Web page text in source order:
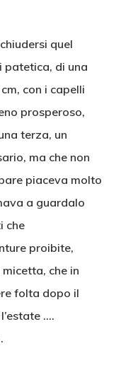
quel
patetica, di una
con i capelli
prosperoso,
terza, un
ma che non
piaceva molto
a guardalo
che
proibite,
che in
folta dopo il
….